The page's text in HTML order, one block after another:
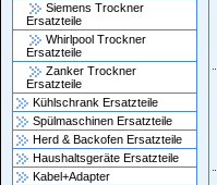
Siemens Trockner
Ersatzteile
Whirlpool Trockner
Ersatzteile
Zanker Trockner
Ersatzteile
Kühlschrank Ersatzteile
Spülmaschinen Ersatzteile
Herd & Backofen Ersatzteile
Haushaltsgeräte Ersatzteile
Kabel+Adapter